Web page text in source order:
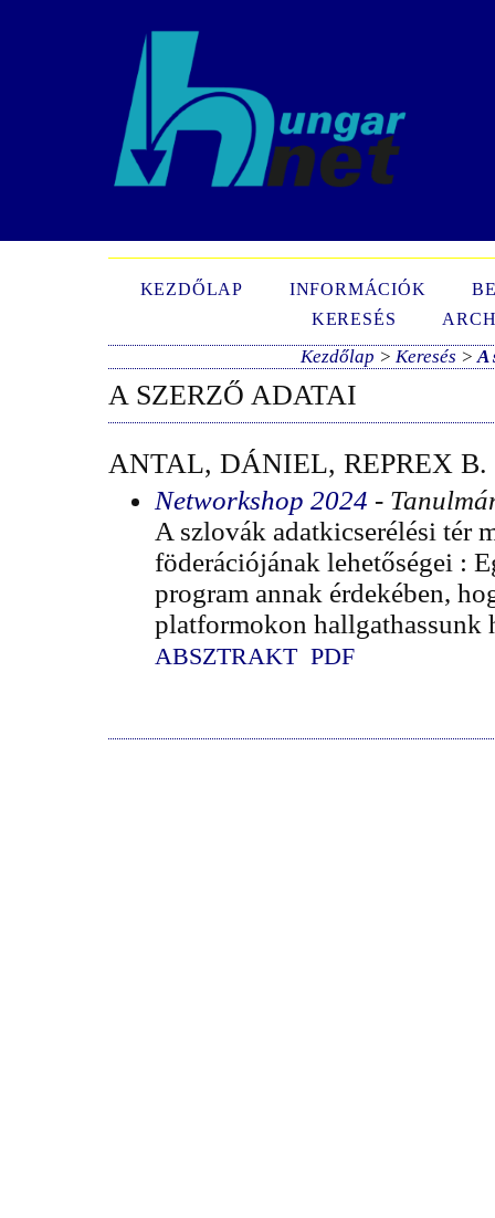
KEZDŐLAP INFORMÁCIÓK
KERESÉS
Kezdőlap >Keresés >A
A SZERZŐ ADATAI
ANTAL, DÁNIEL, REPREX B.
Networkshop 2024 -
A szlovák adatkicserélési tér
föderációjának lehetőségei :
program annak érdekében,
platformokon hallgathassunk
ABSZTRAKT PDF